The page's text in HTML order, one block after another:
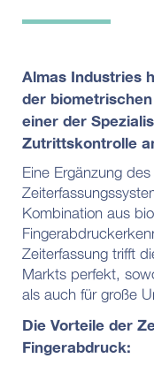
Almas Industries
der
einer der
Zutrittskontrolle
Eine Ergänzung
Kombination aus
Zeiterfassung trifft
Markts perfekt,
als auch für große
Die Vorteile der
Fingerabdruck: